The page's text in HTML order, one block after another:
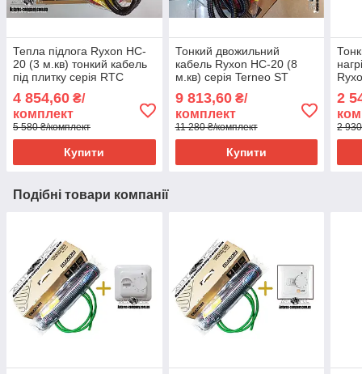
Тепла підлога Ryxon HC-
20 (3 м.кв) тонкий кабель
під плитку серія RTC
4 854,60 ₴/
комплект
5 580 ₴/комплект
Купити
Тонкий двожильний
кабель Ryxon HC-20 (8
м.кв) серія Terneo ST
9 813,60₴/
комплект
11 280 ₴/комплект
Купити
2
2
Подібні товари компанії